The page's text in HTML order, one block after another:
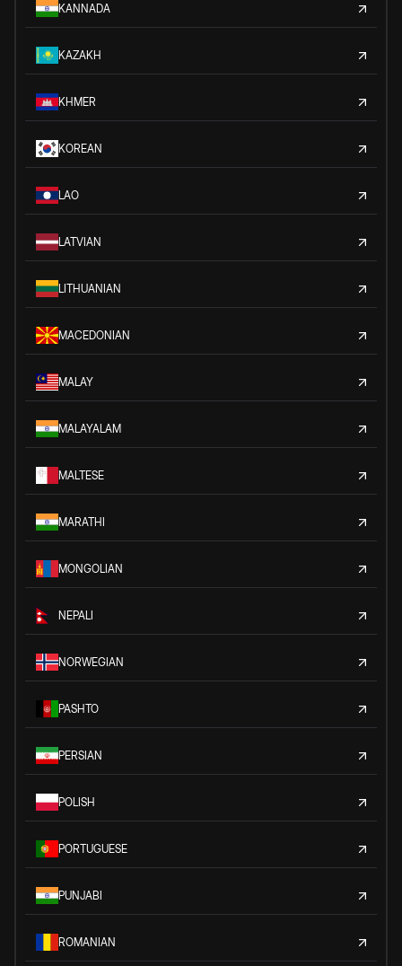
KANNADA
KAZAKH
KHMER
KOREAN
LAO
LATVIAN
LITHUANIAN
MACEDONIAN
MALAY
MALAYALAM
MALTESE
MARATHI
MONGOLIAN
NEPALI
NORWEGIAN
PASHTO
PERSIAN
POLISH
PORTUGUESE
PUNJABI
ROMANIAN